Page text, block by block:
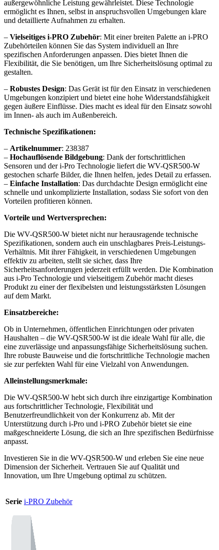
außergewöhnliche Leistung gewährleistet. Diese Technologie
ermöglicht es Ihnen, selbst in anspruchsvollen Umgebungen klare
und detaillierte Aufnahmen zu erhalten.
– Vielseitiges i-PRO Zubehör: Mit einer breiten Palette an i-PRO
Zubehörteilen können Sie das System individuell an Ihre
spezifischen Anforderungen anpassen. Dies bietet Ihnen die
Flexibilität, die Sie benötigen, um Ihre Sicherheitslösung optimal zu
gestalten.
– Robustes Design: Das Gerät ist für den Einsatz in verschiedenen
Umgebungen konzipiert und bietet eine hohe Widerstandsfähigkeit
gegen äußere Einflüsse. Dies macht es ideal für den Einsatz sowohl
im Innen- als auch im Außenbereich.
Technische Spezifikationen:
– Artikelnummer: 238387
– Hochauflösende Bildgebung: Dank der fortschrittlichen
Sensoren und der i-Pro Technologie liefert die WV-QSR500-W
gestochen scharfe Bilder, die Ihnen helfen, jedes Detail zu erfassen.
– Einfache Installation: Das durchdachte Design ermöglicht eine
schnelle und unkomplizierte Installation, sodass Sie sofort von den
Vorteilen profitieren können.
Vorteile und Wertversprechen:
Die WV-QSR500-W bietet nicht nur herausragende technische
Spezifikationen, sondern auch ein unschlagbares Preis-Leistungs-
Verhältnis. Mit ihrer Fähigkeit, in verschiedenen Umgebungen
effektiv zu arbeiten, stellt sie sicher, dass Ihre
Sicherheitsanforderungen jederzeit erfüllt werden. Die Kombination
aus i-Pro Technologie und vielseitigem Zubehör macht dieses
Produkt zu einer der flexibelsten und leistungsstärksten Lösungen
auf dem Markt.
Einsatzbereiche:
Ob in Unternehmen, öffentlichen Einrichtungen oder privaten
Haushalten – die WV-QSR500-W ist die ideale Wahl für alle, die
eine zuverlässige und anpassungsfähige Sicherheitslösung suchen.
Ihre robuste Bauweise und die fortschrittliche Technologie machen
sie zur perfekten Wahl für eine Vielzahl von Anwendungen.
Alleinstellungsmerkmale:
Die WV-QSR500-W hebt sich durch ihre einzigartige Kombination
aus fortschrittlicher Technologie, Flexibilität und
Benutzerfreundlichkeit von der Konkurrenz ab. Mit der
Unterstützung durch i-Pro und i-PRO Zubehör bietet sie eine
maßgeschneiderte Lösung, die sich an Ihre spezifischen Bedürfnisse
anpasst.
Investieren Sie in die WV-QSR500-W und erleben Sie eine neue
Dimension der Sicherheit. Vertrauen Sie auf Qualität und
Innovation, um Ihre Umgebung optimal zu schützen.
Serie i-PRO Zubehör